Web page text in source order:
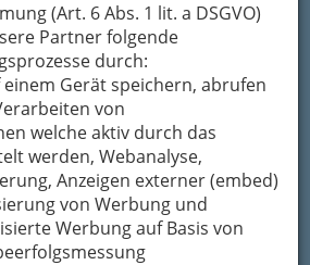
(Art. 6 Abs. 1 lit. a DSGVO)
Partner folgende
durch:
Gerät speichern, abrufen
von
welche aktiv durch das
werden, Webanalyse,
Anzeigen externer (embed)
von Werbung und
Werbung auf Basis von